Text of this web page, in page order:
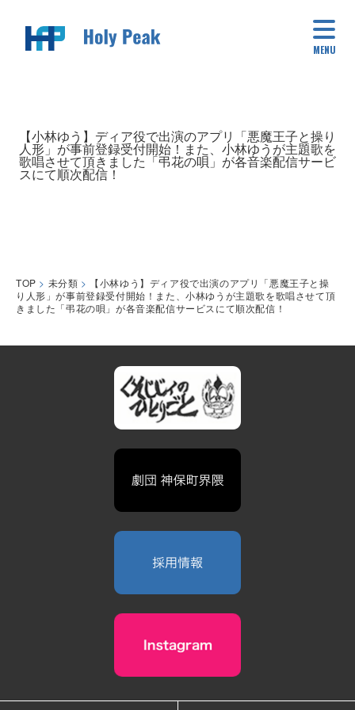
MENU
TOP > 未分類 >
【小林ゆう】ディア役で出演のアプリ「悪魔王子と操
り人形」が事前登録受付開始！また、小林ゆうが主題歌を歌唱させて頂
きました「弔花の唄」が各音楽配信サービスにて順次配信！
【小林ゆう】ディア役で出演のアプリ「悪魔王子と操り
人形」が事前登録受付開始！また、小林ゆうが主題歌を
歌唱させて頂きました「弔花の唄」が各音楽配信サービ
スにて順次配信！